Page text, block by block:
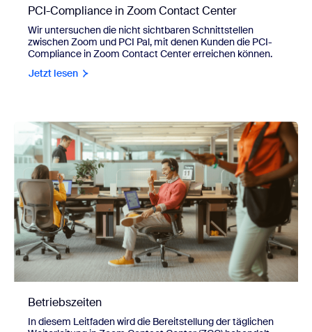
PCI-Compliance in Zoom Contact Center
Wir untersuchen die nicht sichtbaren Schnittstellen
zwischen Zoom und PCI Pal, mit denen Kunden die PCI-
Compliance in Zoom Contact Center erreichen können.
Jetzt lesen
Betriebszeiten
In diesem Leitfaden wird die Bereitstellung der täglichen